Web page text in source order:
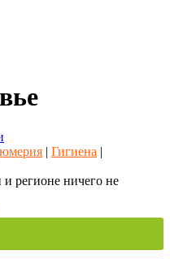
| Гигиена |
регионе ничего не